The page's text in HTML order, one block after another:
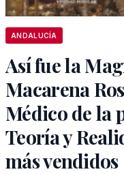
ANDALUCÍA
Así fue la
Macarena
Médico de la
Teoría y
más vendidos